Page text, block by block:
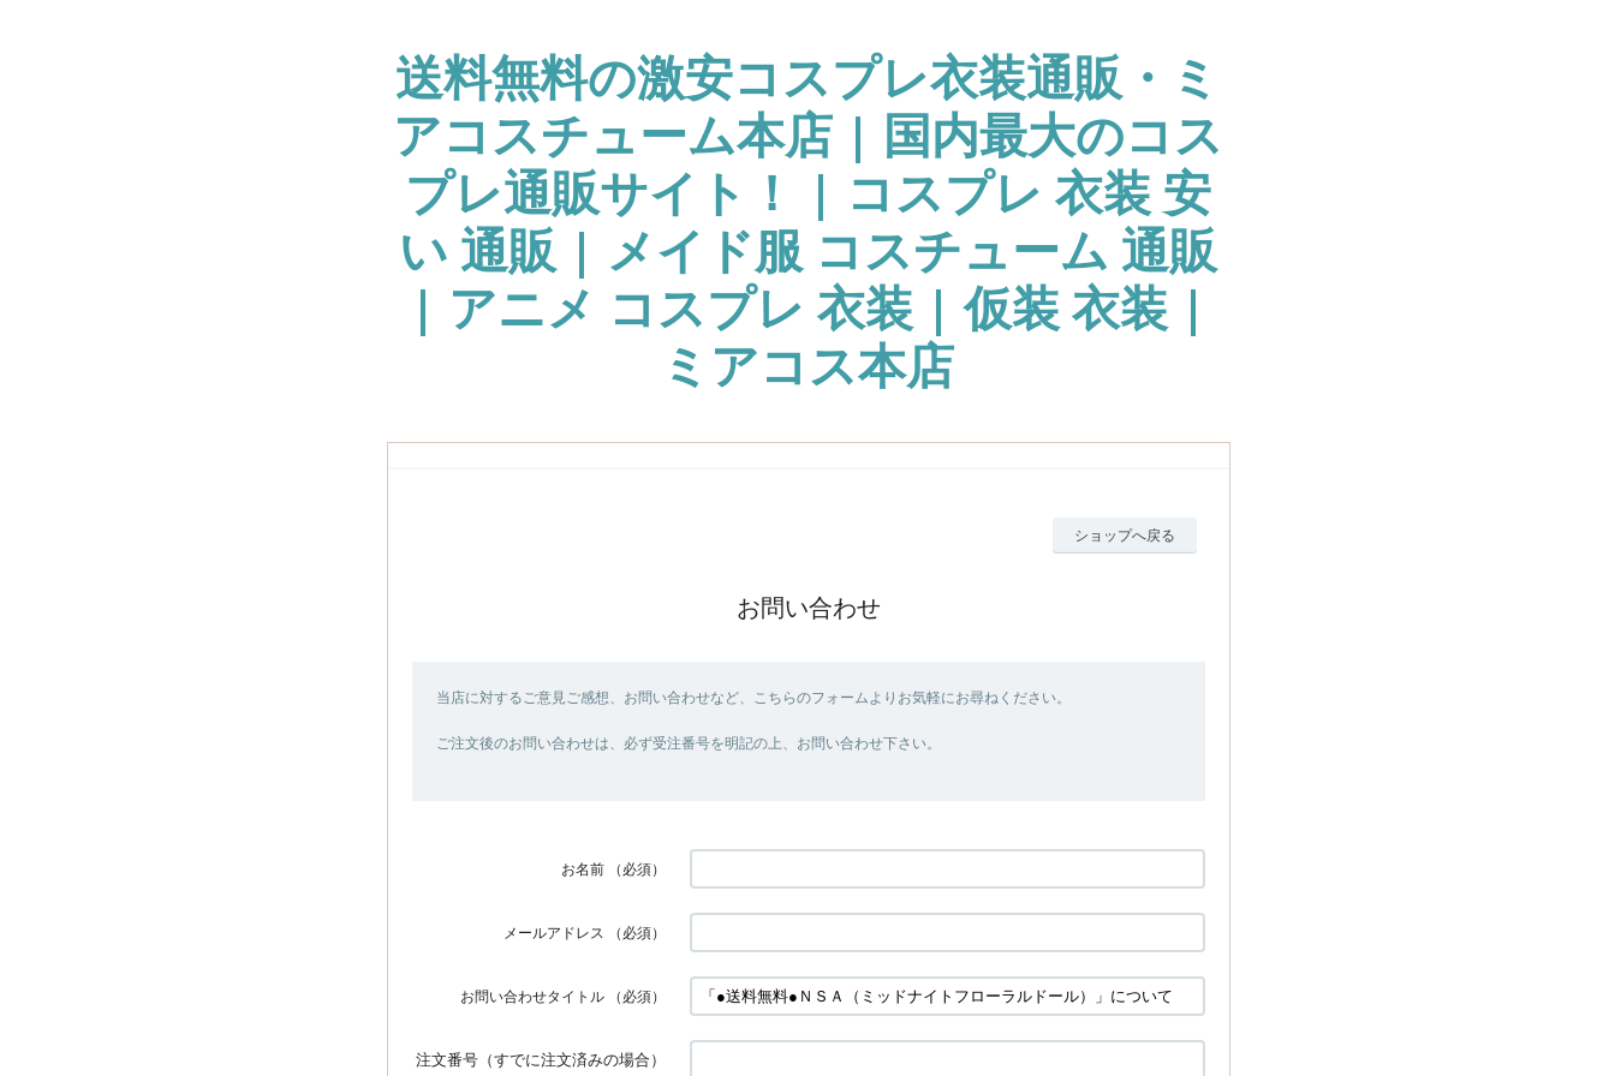
送料無料の激安コスプレ衣装通販・ミ
アコスチューム本店 | 国内最大のコス
プレ通販サイト！ | コスプレ 衣装 安
い 通販 | メイド服 コスチューム 通販
| アニメ コスプレ 衣装 | 仮装 衣装 |
ミアコス本店
ショップへ戻る
お問い合わせ
当店に対するご意見ご感想、お問い合わせなど、こちらのフォームよりお気軽にお尋ねください。
ご注文後のお問い合わせは、必ず受注番号を明記の上、お問い合わせ下さい。
お名前 （必須）
メールアドレス （必須）
お問い合わせタイトル （必須）
注文番号（すでに注文済みの場合）